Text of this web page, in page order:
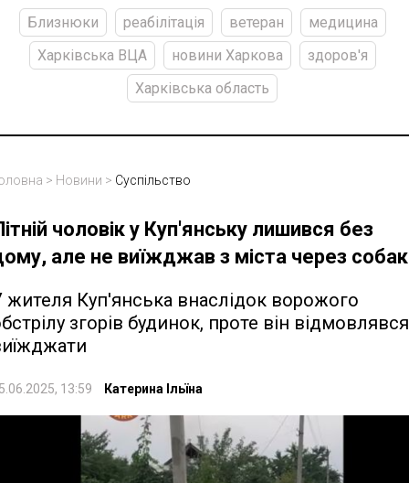
Близнюки реабілітація ветеран
медицина
Харківська ВЦА
новини Харкова
здоров'я
Харківська область
> Новини > Суспільство
чоловік у Куп'янську лишився без
але не виїжджав з міста через собак
жителя Куп'янська внаслідок ворожого
згорів будинок, проте він відмовлявся
13:59 Катерина Ільїна